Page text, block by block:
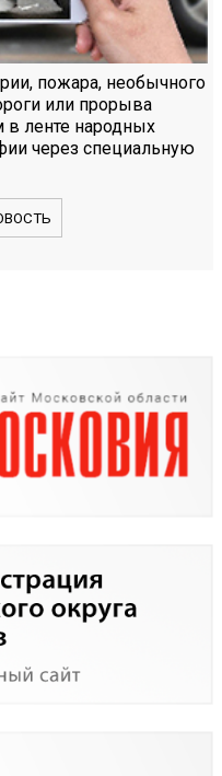
пожара, необычного
или прорыва
в ленте народных
через специальную